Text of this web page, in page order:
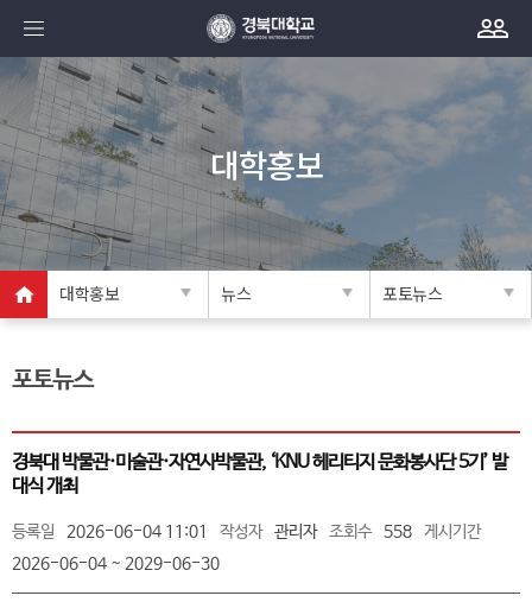
대학홍보
대학홍보 뉴스 포토뉴스
포토뉴스
경북대 박물관·미술관·자연사박물관, ‘KNU 헤리티지 문화봉사단 5기’ 발
대식 개최
등록일 2026-06-04 11:01 작성자 관리자 조회수 558
게시기간
2026-06-04 ~ 2029-06-30